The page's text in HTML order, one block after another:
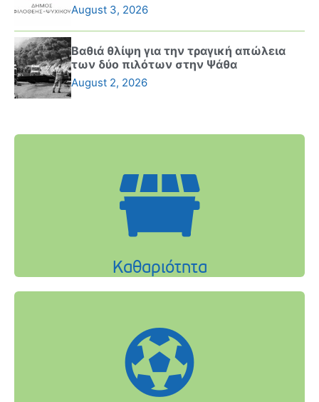
August 3, 2026
Βαθιά θλίψη για την τραγική απώλεια
των δύο πιλότων στην Ψάθα
August 2, 2026